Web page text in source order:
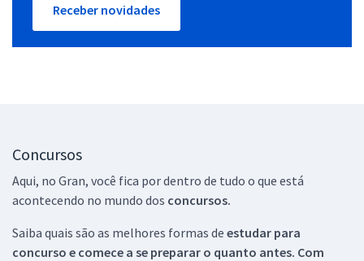
Receber novidades
Concursos
Aqui, no Gran, você fica por dentro de tudo o que está
acontecendo no mundo dos concursos.
Saiba quais são as melhores formas de estudar para
concurso e comece a se preparar o quanto antes. Com